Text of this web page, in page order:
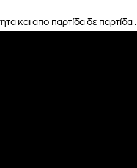
και απο παρτίδα δε παρτίδα .